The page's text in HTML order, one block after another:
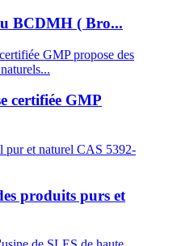
BCDMH ( Bro...
certifiée GMP
produits purs et